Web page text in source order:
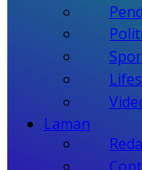
Laman